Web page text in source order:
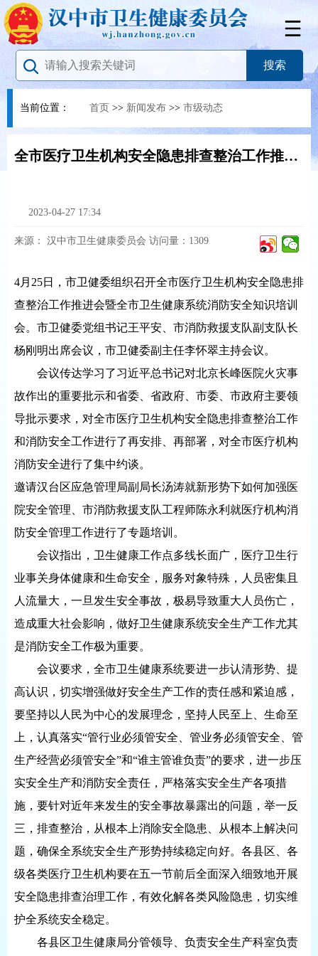
当前位置： 首页 >> 新闻发布 >> 市级动态
全市医疗卫生机构安全隐患排查整治工作推进会暨全市卫生健康系统消防安全知识培训会召开
2023-04-27 17:34
来源： 汉中市卫生健康委员会 访问量： 1309
4月25日，市卫健委组织召开全市医疗卫生机构安全隐患排
查整治工作推进会暨全市卫生健康系统消防安全知识培训
会。市卫健委党组书记王平安、市消防救援支队副支队长
杨刚明出席会议，市卫健委副主任李怀翠主持会议。
会议传达学习了习近平总书记对北京长峰医院火灾事
故作出的重要批示和省委、省政府、市委、市政府主要领
导批示要求，对全市医疗卫生机构安全隐患排查整治工作
和消防安全工作进行了再安排、再部署，对全市医疗机构
消防安全进行了集中约谈。
邀请汉台区应急管理局副局长汤涛就新形势下如何加强医
院安全管理、市消防救援支队工程师陈永利就医疗机构消
防安全管理工作进行了专题培训。
会议指出，卫生健康工作点多线长面广，医疗卫生行
业事关身体健康和生命安全，服务对象特殊，人员密集且
人流量大，一旦发生安全事故，极易导致重大人员伤亡，
造成重大社会影响，做好卫生健康系统安全生产工作尤其
是消防安全工作极为重要。
会议要求，全市卫生健康系统要进一步认清形势、提
高认识，切实增强做好安全生产工作的责任感和紧迫感，
要坚持以人民为中心的发展理念，坚持人民至上、生命至
上，认真落实“管行业必须管安全、管业务必须管安全、管
生产经营必须管安全”和“谁主管谁负责”的要求，进一步压
实安全生产和消防安全责任，严格落实安全生产各项措
施，要针对近年来发生的安全事故暴露出的问题，举一反
三，排查整治，从根本上消除安全隐患、从根本上解决问
题，确保全系统安全生产形势持续稳定向好。各县区、各
级各类医疗卫生机构要在五一节前后全面深入细致地开展
安全隐患排查治理工作，有效化解各类风险隐患，切实维
护全系统安全稳定。
各县区卫生健康局分管领导、负责安全生产科室负责